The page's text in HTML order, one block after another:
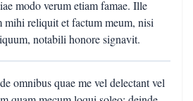
modo verum etiam famae. Ille
mihi reliquit et factum meum, nisi
notabili honore signavit.
omnibus quae me vel delectant vel